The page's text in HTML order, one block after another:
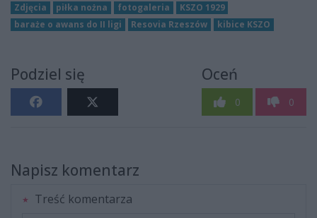
Zdjęcia piłka nożna fotogaleria
KSZO 1929
baraże o awans do II ligi
Resovia Rzeszów kibice KSZO
Podziel się Oceń
0 0
Napisz komentarz
Treść komentarza